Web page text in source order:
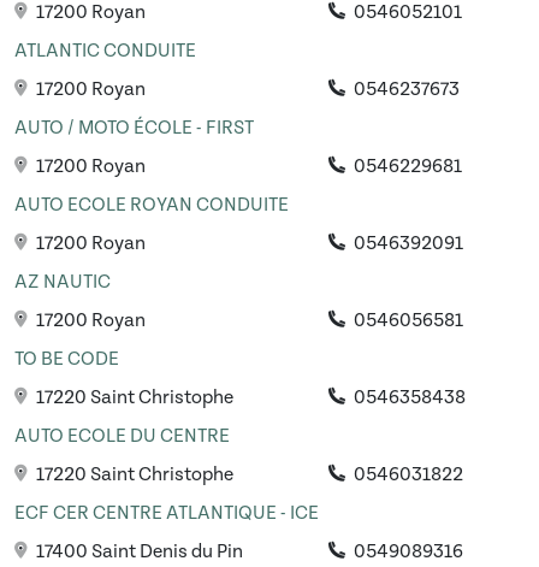
17200 Royan
0546052101
ATLANTIC CONDUITE
17200 Royan
0546237673
AUTO / MOTO ÉCOLE - FIRST
17200 Royan
0546229681
AUTO ECOLE ROYAN CONDUITE
17200 Royan
0546392091
AZ NAUTIC
17200 Royan
0546056581
TO BE CODE
17220 Saint Christophe
0546358438
AUTO ECOLE DU CENTRE
17220 Saint Christophe
0546031822
ECF CER CENTRE ATLANTIQUE - ICE
17400 Saint Denis du Pin
0549089316